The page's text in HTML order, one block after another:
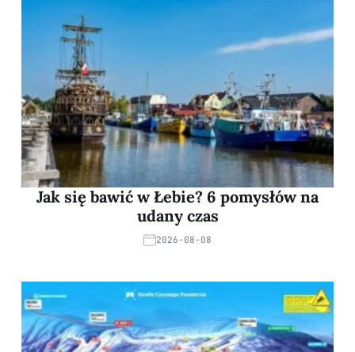
Jak się bawić w Łebie? 6 pomysłów na
udany czas
2026-08-08